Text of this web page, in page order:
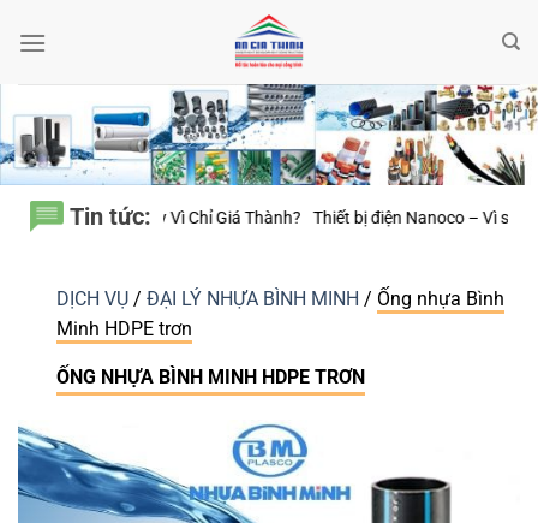
qua
Tin tức:
Giá Thành? Thiết bị điện Nanoco – Vì sao những công trình bền vững
DỊCH VỤ / ĐẠI LÝ NHỰA BÌNH MINH / Ống nhựa Bình
Minh HDPE trơn
ỐNG NHỰA BÌNH MINH HDPE TRƠN